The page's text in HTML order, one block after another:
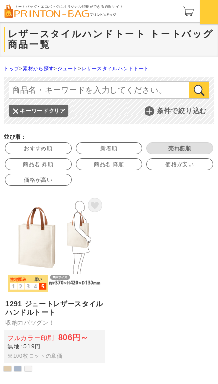
トートバッグ・エコバッグにオリジナル印刷ができる通販サイト
レザースタイルハンドトート トートバッグ
商品一覧
トップ>素材から探す>ジュート >レザースタイルハンドトート
キーワードクリア 条件で絞り込む
並び順：
おすすめ順
新着順 売れ筋順
商品名 昇順 商品名 降順 価格が安い
価格が高い
1291 ジュートレザースタイル
ハンドルトート
収納力バツグン！
無地 519円
フルカラー印刷 806円～
※100枚ロットの単価